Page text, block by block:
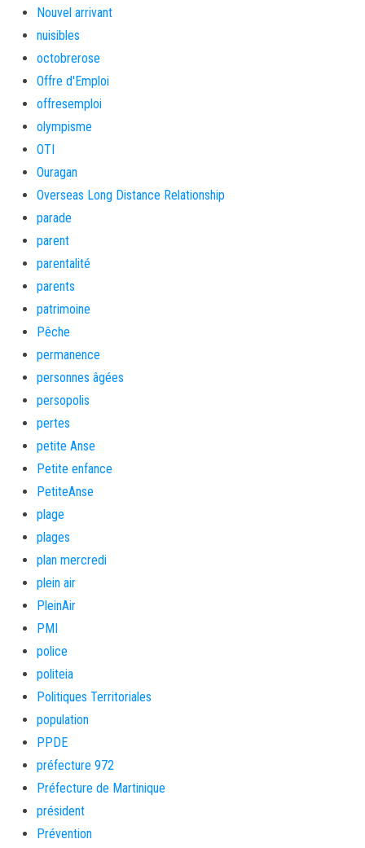
Nouvel arrivant
nuisibles
octobrerose
Offre d'Emploi
offresemploi
olympisme
OTI
Ouragan
Overseas Long Distance Relationship
parade
parent
parentalité
parents
patrimoine
Pêche
permanence
personnes âgées
persopolis
pertes
petite Anse
Petite enfance
PetiteAnse
plage
plages
plan mercredi
plein air
PleinAir
PMI
police
politeia
Politiques Territoriales
population
PPDE
préfecture 972
Préfecture de Martinique
président
Prévention